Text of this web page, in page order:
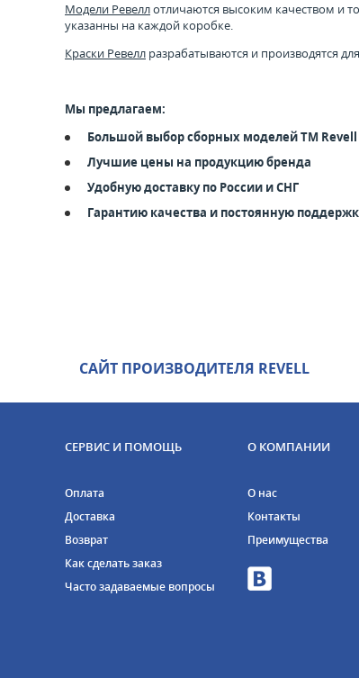
Модели Ревеллотличаются высоким качеством и
указанны на каждой коробке.
Краски Ревелл разрабатываются и производятся
Мы предлагаем:
Большой выбор сборных моделей ТМ Revell
Лучшие цены на продукцию бренда
Удобную доставку по России и СНГ
Гарантию качества и постоянную
САЙТ ПРОИЗВОДИТЕЛЯ REVELL
СЕРВИС И ПОМОЩЬ
Оплата
Доставка
Возврат
Как сделать заказ
Часто задаваемые вопросы
О КОМПАНИИ
О нас
Контакты
Преимущества